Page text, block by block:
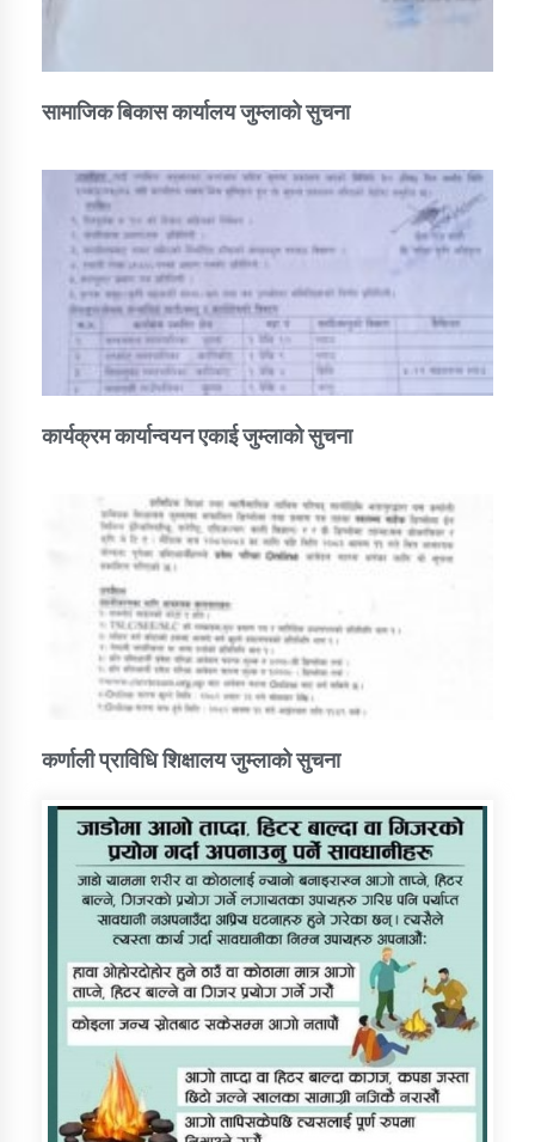
सामाजिक बिकास कार्यालय जुम्लाकाे सुचना
कार्यक्रम कार्यान्वयन एकाई जुम्लाको सुचना
कर्णाली प्राविधि शिक्षालय जुम्लाको सुचना